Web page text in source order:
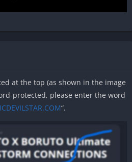
at the top (as shown in the image
protected, please enter the word
“.